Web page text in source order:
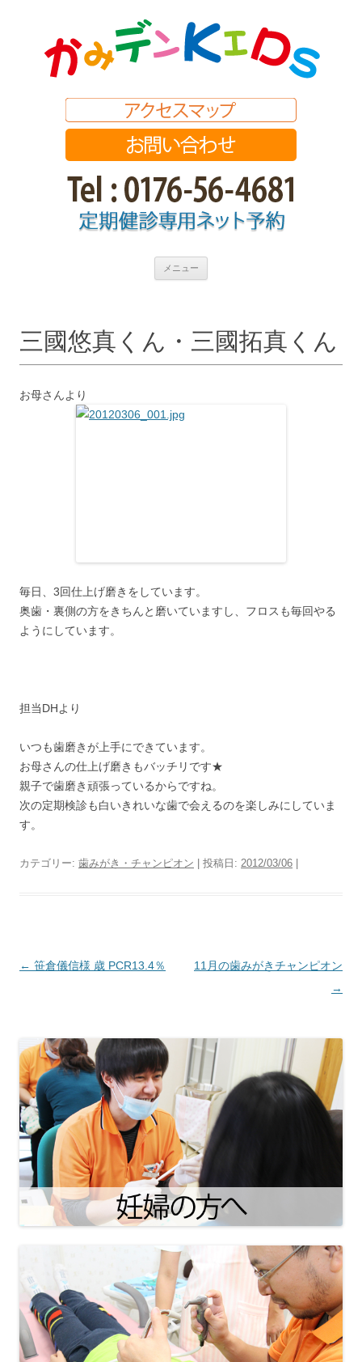
メニュー
ス
キ
ッ
プ
三國悠真くん・三國拓真くん
お母さんより
毎日、3回仕上げ磨きをしています。
奥歯・裏側の方をきちんと磨いていますし、フロスも毎回やる
ようにしています。
担当DHより
いつも歯磨きが上手にできています。
お母さんの仕上げ磨きもバッチリです★
親子で歯磨き頑張っているからですね。
次の定期検診も白いきれいな歯で会えるのを楽しみにしていま
す。
カテゴリー: 歯みがき・チャンピオン | 投稿日: 2012/03/06
投
ゲ
ー
シ
ョ
ン
← 笹倉儀信様 歳 PCR13.4％
11月の歯みがきチャンピオン
→